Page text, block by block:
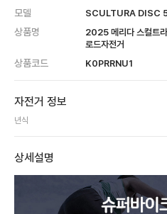
모델 SCULTURA DISC
상품명
2025 메리다 스컬트
로드자전거
상품코드 K0PRRNU1
자전거 정보
년식
상세설명